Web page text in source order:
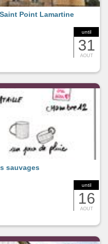
until
31
AOUT
Point Lamartine
until
16
AOUT
sauvages